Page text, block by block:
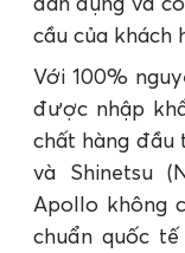
cầu của khách
Với 100%
được nhập
chất hàng đầu
và Shinetsu
Apollo không
chuẩn quốc